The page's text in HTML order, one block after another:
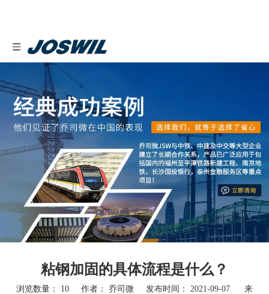
粘钢加固的具体流程是什么？
浏览数量： 10 作者： 乔司微 发布时间： 2021-09-07 来